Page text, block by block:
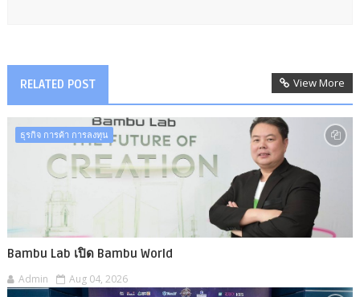
RELATED POST View More
ธุรกิจ การค้า การลงทุน
Bambu Lab เปิด Bambu World
Admin Aug 04, 2026